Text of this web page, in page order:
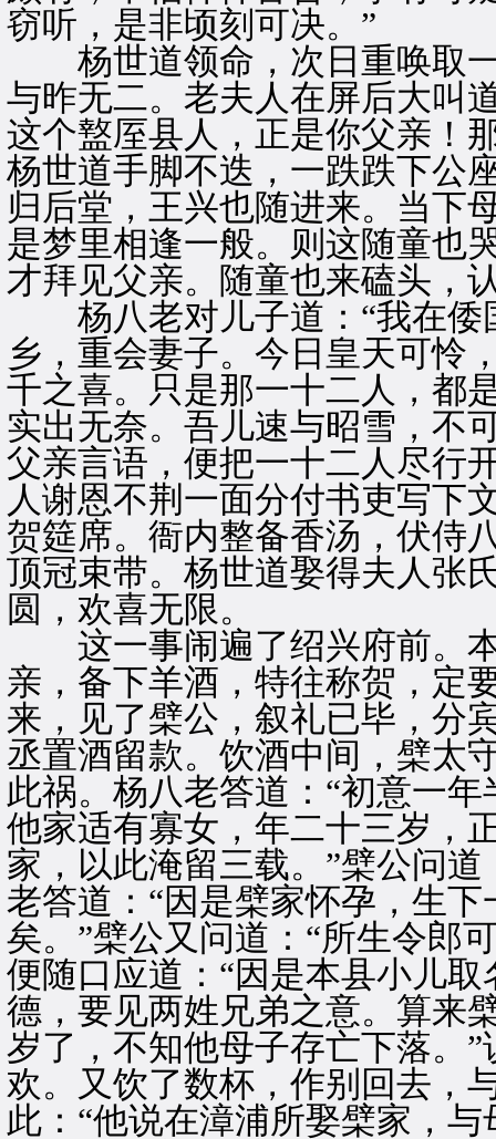
窃听，是非顷刻可决。”
杨世道领命，次日重唤取一
与昨无二。老夫人在屏后大叫
这个盩厔县人，正是你父亲！
杨世道手脚不迭，一跌跌下公
归后堂，王兴也随进来。当下
是梦里相逢一般。则这随童也
才拜见父亲。随童也来磕头，
杨八老对儿子道：“我在倭
乡，重会妻子。今日皇天可怜
千之喜。只是那一十二人，都
实出无奈。吾儿速与昭雪，不
父亲言语，便把一十二人尽行
人谢恩不荆一面分付书吏写下
贺筵席。衙内整备香汤，伏侍
顶冠束带。杨世道娶得夫人张
圆，欢喜无限。
这一事闹遍了绍兴府前。本
亲，备下羊酒，特往称贺，定
来，见了檗公，叙礼已毕，分
丞置酒留款。饮酒中间，檗太
此祸。杨八老答道：“初意一
他家适有寡女，年二十三岁，
家，以此淹留三载。”檗公问
老答道：“因是檗家怀孕，生
矣。”檗公又问道：“所生令郎
便随口应道：“因是本县小儿
德，要见两姓兄弟之意。算来
岁了，不知他母子存亡下落。
欢。又饮了数杯，作别回去，
此：“他说在漳浦所娶檗家，